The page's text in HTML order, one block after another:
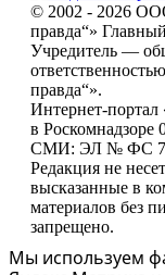
© 2002 - 2026
правда“»
Учредитель —
правда“».
Интернет-портал
в Роскомнадзоре
СМИ: ЭЛ № ФС
Редакция не
высказанные в
материалов без
запрещено.
Мы используем